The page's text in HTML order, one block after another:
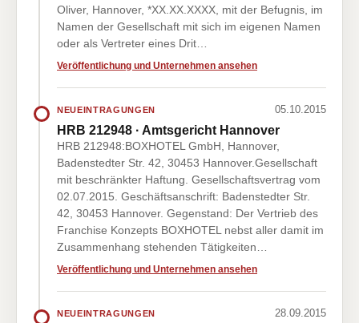
Oliver, Hannover, *XX.XX.XXXX, mit der Befugnis, im
Namen der Gesellschaft mit sich im eigenen Namen
oder als Vertreter eines Drit…
Veröffentlichung und Unternehmen ansehen
NEUEINTRAGUNGEN 05.10.2015
HRB 212948 · Amtsgericht Hannover
HRB 212948:BOXHOTEL GmbH, Hannover,
Badenstedter Str. 42, 30453 Hannover.Gesellschaft
mit beschränkter Haftung. Gesellschaftsvertrag vom
02.07.2015. Geschäftsanschrift: Badenstedter Str.
42, 30453 Hannover. Gegenstand: Der Vertrieb des
Franchise Konzepts BOXHOTEL nebst aller damit im
Zusammenhang stehenden Tätigkeiten…
Veröffentlichung und Unternehmen ansehen
NEUEINTRAGUNGEN 28.09.2015